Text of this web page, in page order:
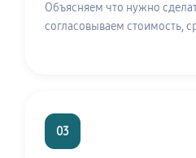
Объясняем что нужно
согласовываем стоимость,
03